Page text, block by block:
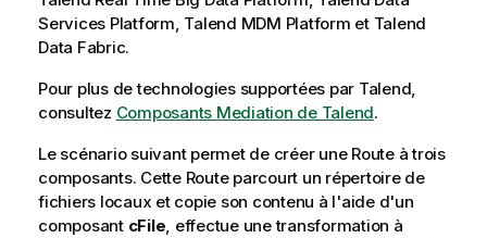
Services Platform, Talend MDM Platform et Talend
Data Fabric.
Pour plus de technologies supportées par Talend,
consultez Composants Mediation de Talend.
Le scénario suivant permet de créer une Route à trois
composants. Cette Route parcourt un répertoire de
fichiers locaux et copie son contenu à l'aide d'un
composant cFile, effectue une transformation à